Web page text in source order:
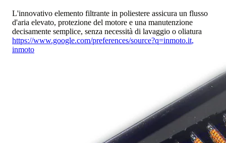
L'innovativo elemento filtrante in poliestere assicura un flusso
d'aria elevato, protezione del motore e una manutenzione
decisamente semplice, senza necessità di lavaggio o oliatura
https://www.google.com/preferences/source?q=inmoto.it,
inmoto